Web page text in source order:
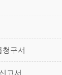
청구서
고서